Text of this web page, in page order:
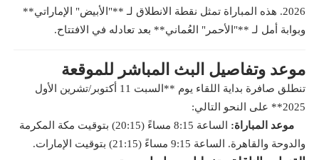
2026. هذه المباراة تمثل نقطة الانطلاق لـ **"الأبيض" الإماراتي**
وبوابة أمل لـ **"الأحمر" العُماني** بعد تعادله في الافتتاح.
موعد وتفاصيل البث المباشر للموقعة
تنطلق صافرة بداية اللقاء يوم **السبت 11 أكتوبر/تشرين الأول
2025** على النحو التالي:
موعد المباراة:
الساعة 8:15 مساءً (20:15) بتوقيت مكة المكرمة
والدوحة والقاهرة.
الساعة 9:15 مساءً (21:15) بتوقيت الإمارات.